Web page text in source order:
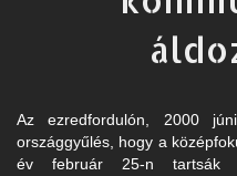
Az ezredfordulón, 2000
országgyűlés, hogy a
év február 25-n tartsák a